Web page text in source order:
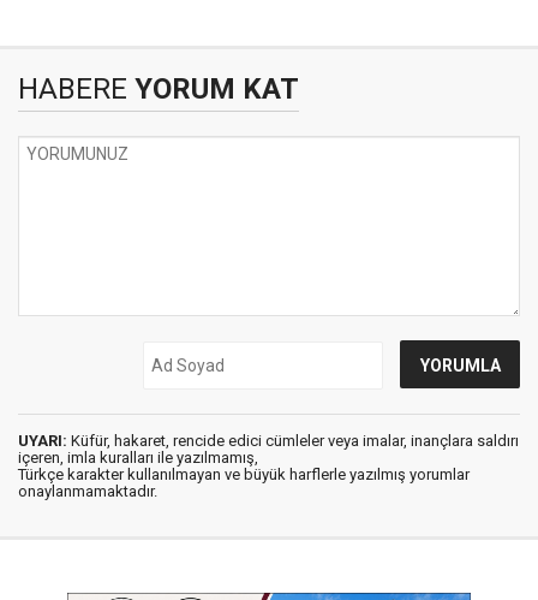
HABERE YORUM KAT
UYARI: Küfür, hakaret, rencide edici cümleler veya imalar, inançlara saldırı
içeren, imla kuralları ile yazılmamış,
Türkçe karakter kullanılmayan ve büyük harflerle yazılmış yorumlar
onaylanmamaktadır.